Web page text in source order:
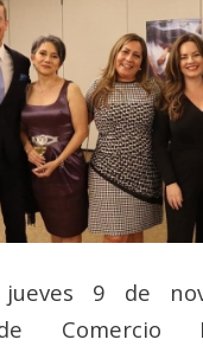
jueves 9 de
Comercio